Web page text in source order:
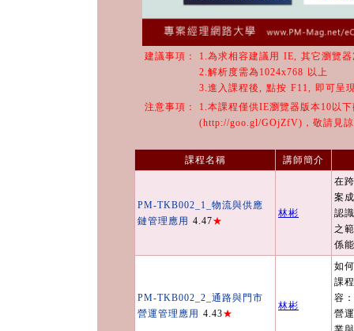
建議事項：
1.為求相容建議用 IE, 其它瀏覽器
2.解析度需為1024x768 以上
3.進入課程後, 點按 F11, 即可呈
注意事項：
1.本課程僅供IE瀏覽器版本10以
(http://goo.gl/GOjZfV)，敬請見
課程名稱 講師簡介
PM-TKB002_1_物流與供應
鏈管理應用 4.47★
林彬
在
案
認
之
係
PM-TKB002_2_通路與門市
營運管理應用 4.43★
林彬
如
課
容
營